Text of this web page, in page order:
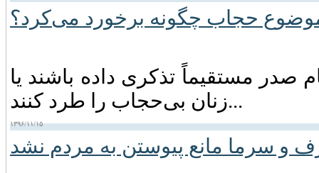
حجاب چگونه برخورد می‌کرد؟
صدر مستقیماً تذکری داده باشند یا
زنان بی‌حجاب را طرد کنند...
۱۳۹۶/۱۱/۱۵
و سرما مانع پیوستن به مردم نشد